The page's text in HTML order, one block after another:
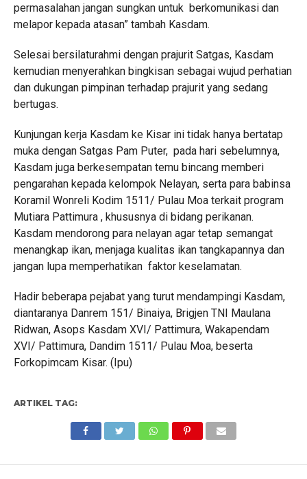
permasalahan jangan sungkan untuk berkomunikasi dan
melapor kepada atasan” tambah Kasdam.
Selesai bersilaturahmi dengan prajurit Satgas, Kasdam
kemudian menyerahkan bingkisan sebagai wujud perhatian
dan dukungan pimpinan terhadap prajurit yang sedang
bertugas.
Kunjungan kerja Kasdam ke Kisar ini tidak hanya bertatap
muka dengan Satgas Pam Puter, pada hari sebelumnya,
Kasdam juga berkesempatan temu bincang memberi
pengarahan kepada kelompok Nelayan, serta para babinsa
Koramil Wonreli Kodim 1511/ Pulau Moa terkait program
Mutiara Pattimura , khususnya di bidang perikanan.
Kasdam mendorong para nelayan agar tetap semangat
menangkap ikan, menjaga kualitas ikan tangkapannya dan
jangan lupa memperhatikan faktor keselamatan.
Hadir beberapa pejabat yang turut mendampingi Kasdam,
diantaranya Danrem 151/ Binaiya, Brigjen TNI Maulana
Ridwan, Asops Kasdam XVI/ Pattimura, Wakapendam
XVI/ Pattimura, Dandim 1511/ Pulau Moa, beserta
Forkopimcam Kisar. (Ipu)
ARTIKEL TAG: